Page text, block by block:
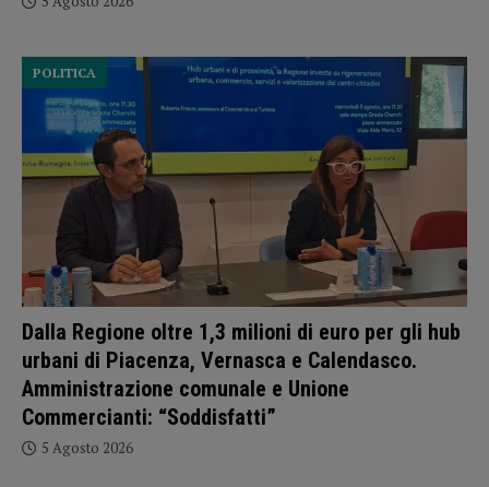
Dalla Regione oltre 1,3 milioni di euro per gli hub
urbani di Piacenza, Vernasca e Calendasco.
Amministrazione comunale e Unione
Commercianti: “Soddisfatti”
POLITICA
5 Agosto 2026